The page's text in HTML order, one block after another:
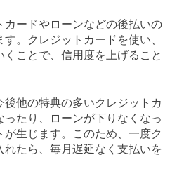
ードやローンなどの後払いの
。クレジットカードを使い、
ことで、信用度を上げること
他の特典の多いクレジットカ
たり、ローンが下りなくなっ
生じます。このため、一度ク
れたら、毎月遅延なく支払いを